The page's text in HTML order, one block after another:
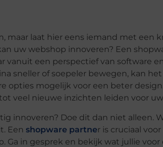
maar laat hier eens iemand met een
uw webshop innoveren? Een
vanuit een perspectief van software
sneller of soepeler bewegen, kan
opties mogelijk voor een beter
veel nieuwe inzichten leiden voor
innoveren? Doe dit dan niet alleen.
Een shopware partner is cruciaal
Ga in gesprek en bekijk wat jullie